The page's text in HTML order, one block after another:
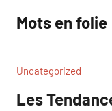
contenu
Mots en folie
Uncategorized
Les